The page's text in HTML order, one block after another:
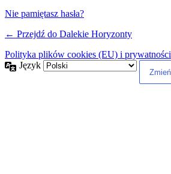
Nie pamiętasz hasła?
← Przejdź do Dalekie Horyzonty
Polityka plików cookies (EU) i prywatności
Język